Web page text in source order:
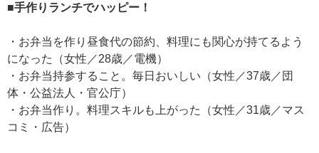
■手作りランチでハッピー！
・お弁当を作り昼食代の節約、料理にも関心が持てるよう
になった（女性／28歳／電機）
・お弁当持参すること。毎日おいしい（女性／37歳／団
体・公益法人・官公庁）
・お弁当作り。料理スキルも上がった（女性／31歳／マス
コミ・広告）